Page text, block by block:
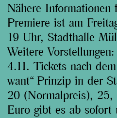
Nähere Informationen
Premiere ist am
19 Uhr, Stadthalle
Weitere
4.11. Tickets nach
want“-Prinzip in der
20 (Normalpreis),
Euro gibt es ab sofort